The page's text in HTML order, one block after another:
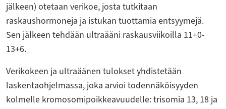
jälkeen) otetaan verikoe, josta tutkitaan
raskaushormoneja ja istukan tuottamia entsyymejä.
Sen jälkeen tehdään ultraääni raskausviikoilla 11+0-
13+6.
Verikokeen ja ultraäänen tulokset yhdistetään
laskentaohjelmassa, joka arvioi todennäköisyyden
kolmelle kromosomipoikkeavuudelle: trisomia 13, 18 ja